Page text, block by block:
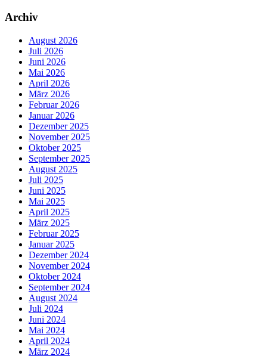
Archiv
August 2026
Juli 2026
Juni 2026
Mai 2026
April 2026
März 2026
Februar 2026
Januar 2026
Dezember 2025
November 2025
Oktober 2025
September 2025
August 2025
Juli 2025
Juni 2025
Mai 2025
April 2025
März 2025
Februar 2025
Januar 2025
Dezember 2024
November 2024
Oktober 2024
September 2024
August 2024
Juli 2024
Juni 2024
Mai 2024
April 2024
März 2024